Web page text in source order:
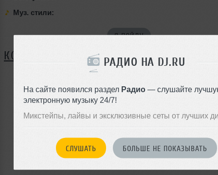
РАДИО НА DJ.RU
На сайте появился раздел Радио — слушайте
электронную музыку 24/7!
Микстейпы, лайвы и эксклюзивные сеты от лучших
СЛУШАТЬ БОЛЬШЕ НЕ ПОКАЗЫВАТЬ
Муз. стили:
Я ПОЙДУ
КОММЕНТАРИИ
ЗАРЕГИСТРИРУЙТЕСЬ
Или